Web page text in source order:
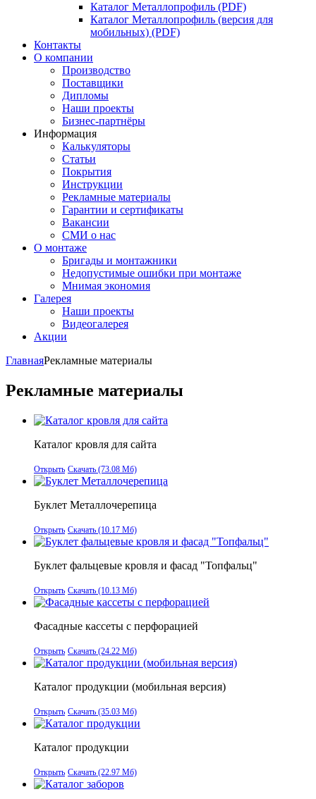
Каталог Металлопрофиль (PDF)
Каталог Металлопрофиль (версия для
мобильных) (PDF)
Контакты
О компании
Производство
Поставщики
Дипломы
Наши проекты
Бизнес-партнёры
Информация
Калькуляторы
Статьи
Покрытия
Инструкции
Рекламные материалы
Гарантии и сертификаты
Вакансии
СМИ о нас
О монтаже
Бригады и монтажники
Недопустимые ошибки при монтаже
Мнимая экономия
Галерея
Наши проекты
Видеогалерея
Акции
ГлавнаяРекламные материалы
Рекламные материалы
Каталог кровля для сайта
Открыть Скачать (73.08 Мб)
Буклет Металлочерепица
Открыть Скачать (10.17 Мб)
Буклет фальцевые кровля и фасад "Топфальц"
Открыть Скачать (10.13 Мб)
Фасадные кассеты с перфорацией
Открыть Скачать (24.22 Мб)
Каталог продукции (мобильная версия)
Открыть Скачать (35.03 Мб)
Каталог продукции
Открыть Скачать (22.97 Мб)